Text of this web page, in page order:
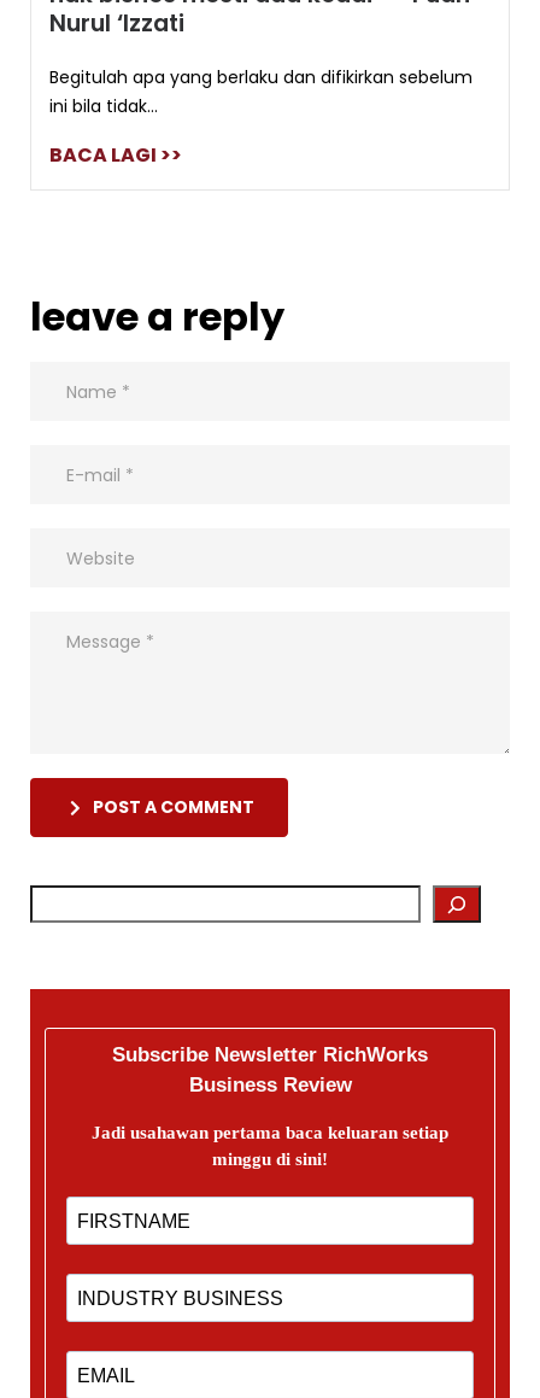
Nurul ‘Izzati
Begitulah apa yang berlaku dan difikirkan sebelum
ini bila tidak...
BACA LAGI >>
leave a reply
POST A COMMENT
Subscribe Newsletter RichWorks
Business Review
Jadi usahawan pertama baca keluaran setiap
minggu di sini!